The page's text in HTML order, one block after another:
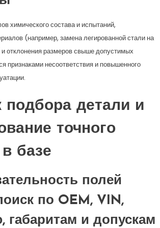
химического состава и испытаний,
(например, замена легированной стали на
отклонения размеров свыше допустимых
признаками несоответствия и повышенного
подбора детали и
точного
базе
полей
по OEM, VIN,
габаритам и допускам